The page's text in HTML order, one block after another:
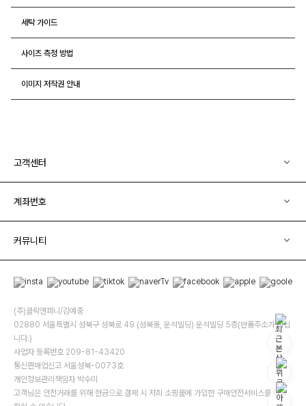
세탁 가이드
사이즈 측정 방법
이미지 저작권 안내
고객센터
계좌번호
커뮤니티
(주)클릭앤퍼니/김예중
02880 서울특별시 성북구 성북로 49 (성북동, 운석빌딩) 운석빌딩 5층(반품주소가 아닙
니다.)
사업자 등록번호 209-81-43420
통신판매업신고 서울성북-0073호
개인정보관리책임자 박수미
고객님은 안전거래를 위해 현금으로 결제 시 저희 소핑몰에 가입한 구매안전서비스를 이용